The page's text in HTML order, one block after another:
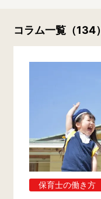
コラム一覧 （134）
保育士の働き方